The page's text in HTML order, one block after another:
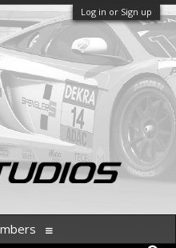
Log in or Sign up